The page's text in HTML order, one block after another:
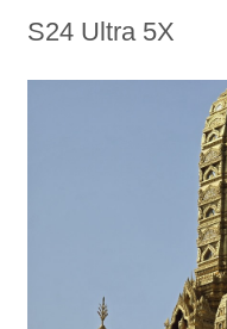
S24 Ultra 5X